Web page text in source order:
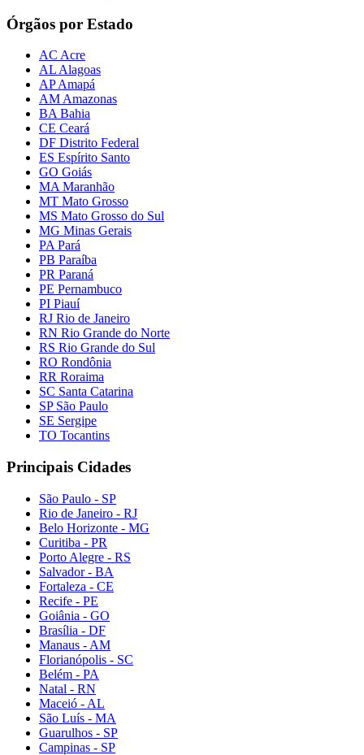
Órgãos por Estado
AC Acre
AL Alagoas
AP Amapá
AM Amazonas
BA Bahia
CE Ceará
DF Distrito Federal
ES Espírito Santo
GO Goiás
MA Maranhão
MT Mato Grosso
MS Mato Grosso do Sul
MG Minas Gerais
PA Pará
PB Paraíba
PR Paraná
PE Pernambuco
PI Piauí
RJ Rio de Janeiro
RN Rio Grande do Norte
RS Rio Grande do Sul
RO Rondônia
RR Roraima
SC Santa Catarina
SP São Paulo
SE Sergipe
TO Tocantins
Principais Cidades
São Paulo - SP
Rio de Janeiro - RJ
Belo Horizonte - MG
Curitiba - PR
Porto Alegre - RS
Salvador - BA
Fortaleza - CE
Recife - PE
Goiânia - GO
Brasília - DF
Manaus - AM
Florianópolis - SC
Belém - PA
Natal - RN
Maceió - AL
São Luís - MA
Guarulhos - SP
Campinas - SP